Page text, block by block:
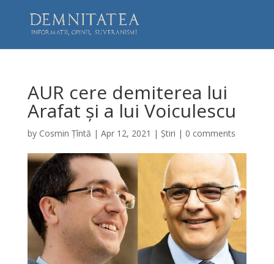
AUR cere demiterea lui
Arafat și a lui Voiculescu
by Cosmin Țîntă | Apr 12, 2021 | Știri | 0 comments